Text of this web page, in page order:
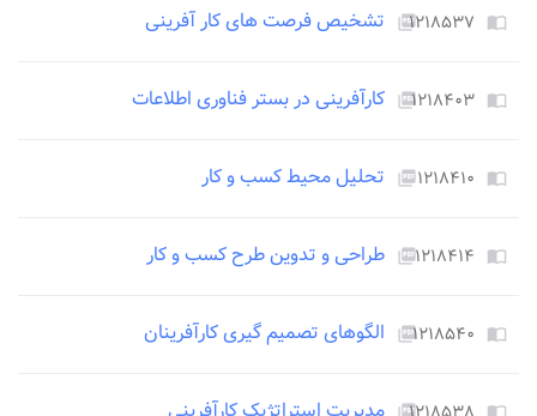
import_contacts ۱۲۱۸۵۳۷picture_as_pdf تشخیص فرصت های کار آفرینی
import_contacts ۱۲۱۸۴۰۳picture_as_pdf کارآفرینی در بستر فناوری اطلاعات
import_contacts ۱۲۱۸۴۱۰picture_as_pdf تحلیل محیط کسب و کار
import_contacts ۱۲۱۸۴۱۴picture_as_pdf طراحی و تدوین طرح کسب و کار
import_contacts ۱۲۱۸۵۴۰picture_as_pdf الگوهای تصمیم گیری کارآفرینان
import_contacts
picture_as_pdf